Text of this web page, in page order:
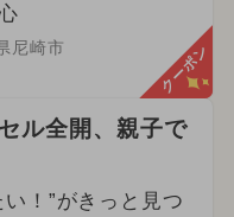
尼崎市 クーポン
ル全開、親子で
い！”がきっと見つ